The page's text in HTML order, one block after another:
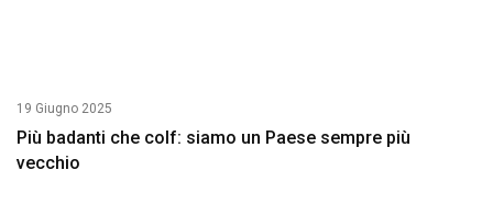
19 Giugno 2025
Più badanti che colf: siamo un Paese sempre più
vecchio